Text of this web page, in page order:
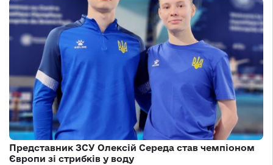
Представник ЗСУ Олексій Середа став чемпіоном
Європи зі стрибків у воду